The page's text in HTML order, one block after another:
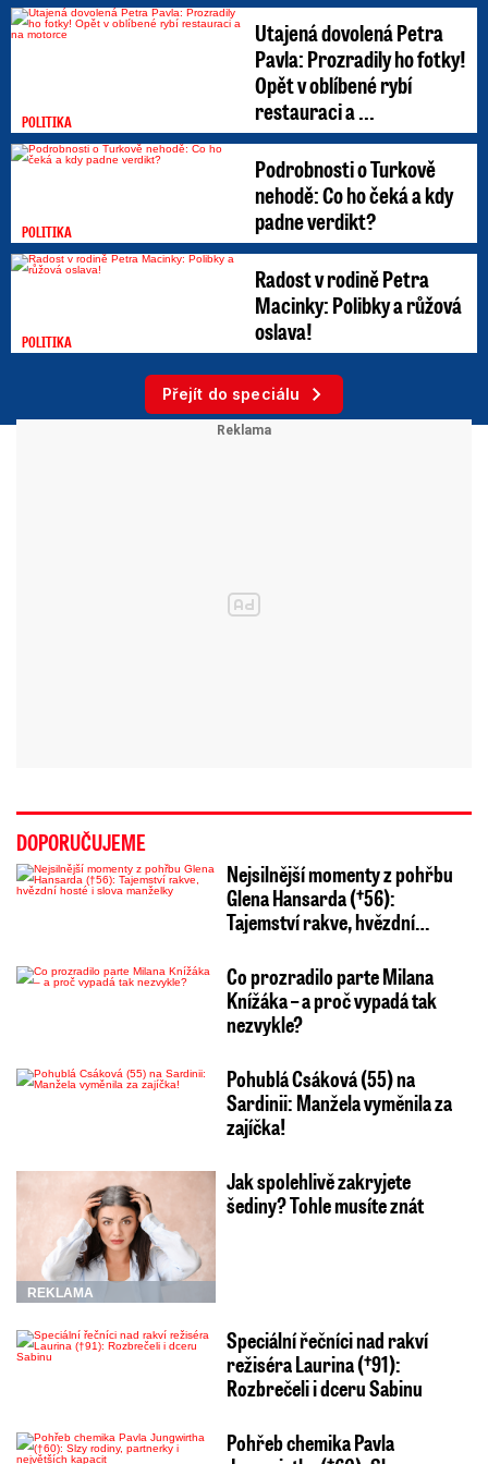
POLITIKA
Utajená dovolená Petra
Pavla: Prozradily ho fotky!
Opět v oblíbené rybí
restauraci a ...
POLITIKA
Podrobnosti o Turkově
nehodě: Co ho čeká a kdy
padne verdikt?
POLITIKA
Radost v rodině Petra
Macinky: Polibky a růžová
oslava!
Přejít do speciálu
DOPORUČUJEME
Nejsilnější momenty z pohřbu
Glena Hansarda (†56):
Tajemství rakve, hvězdní…
Co prozradilo parte Milana
Knížáka – a proč vypadá tak
nezvykle?
Pohublá Csáková (55) na
Sardinii: Manžela vyměnila za
zajíčka!
REKLAMA
Jak spolehlivě zakryjete
šediny? Tohle musíte znát
Speciální řečníci nad rakví
režiséra Laurina (†91):
Rozbrečeli i dceru Sabinu
Pohřeb chemika Pavla